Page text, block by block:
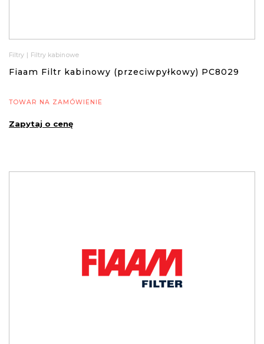
Filtry | Filtry kabinowe
Fiaam Filtr kabinowy (przeciwpyłkowy) PC8029
TOWAR NA ZAMÓWIENIE
Zapytaj o cenę